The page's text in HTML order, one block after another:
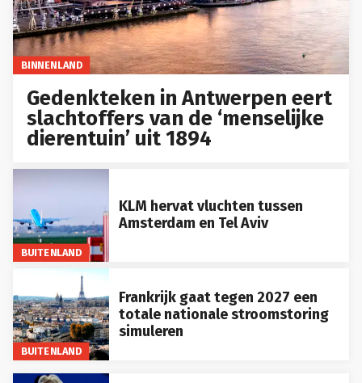
BINNENLAND
Gedenkteken in Antwerpen eert
slachtoffers van de ‘menselijke
dierentuin’ uit 1894
BUITENLAND
KLM hervat vluchten tussen
Amsterdam en Tel Aviv
BUITENLAND
Frankrijk gaat tegen 2027 een
totale nationale stroomstoring
simuleren